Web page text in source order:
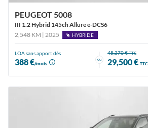
PEUGEOT 5008
III 1.2 Hybrid 145ch Allure e-DCS6
2,548 KM | 2025
HYBRIDE
LOA sans apport dès
388 €/mois
ou
45,370 €TTC
29,500 € TTC